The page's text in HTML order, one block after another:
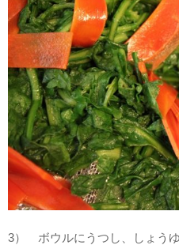
3） ボウルにうつし、しょう